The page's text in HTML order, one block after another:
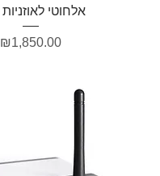
אלחוטי לאוזניות IEM
מחיר
₪1,850.00